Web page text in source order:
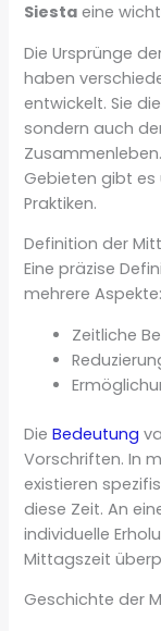
Siesta eine
Die Ursprünge
haben
entwickelt. Sie
sondern auch
Gebieten gibt
Praktiken.
Definition der
Eine präzise
mehrere Aspekte:
Zeitliche
DieBedeutung
Vorschriften. In
existieren
diese Zeit. An
individuelle
Mittagszeit
Geschichte der